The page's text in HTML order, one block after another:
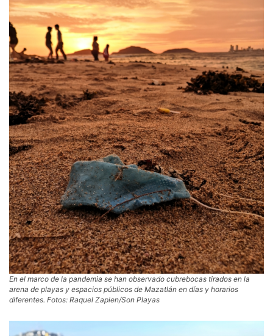
En el marco de la pandemia se han observado cubrebocas tirados en la
arena de playas y espacios públicos de Mazatlán en días y horarios
diferentes. Fotos: Raquel Zapien/Son Playas